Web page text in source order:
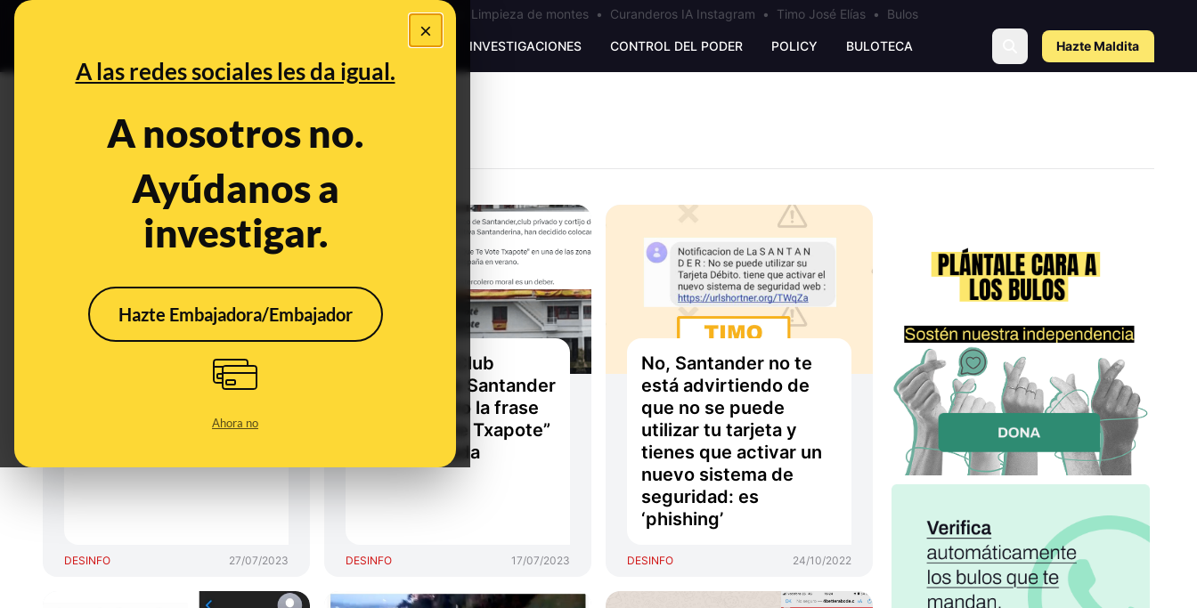
×
A las redes sociales les da igual.
A nosotros no.
Ayúdanos a
investigar.
Hazte Embajadora/Embajador
Ahora no
Bulos Ceuta • Limpieza de montes • Curanderos IA Instagram • Timo José Elías • Bulos
PREBUNKING INVESTIGACIONES CONTROL DEL PODER POLICY BULOTECA Hazte Maldita
¿Qué sabemos sobre
que un hombre no
julio con la bandera de
DESINFO 27/07/2023
No, el Real Club
Marítimo de Santander
no ha puesto la frase
“Que te vote Txapote”
en su fachada
DESINFO 17/07/2023
No, Santander no te
está advirtiendo de
que no se puede
utilizar tu tarjeta y
tienes que activar un
nuevo sistema de
seguridad: es
‘phishing’
DESINFO 24/10/2022